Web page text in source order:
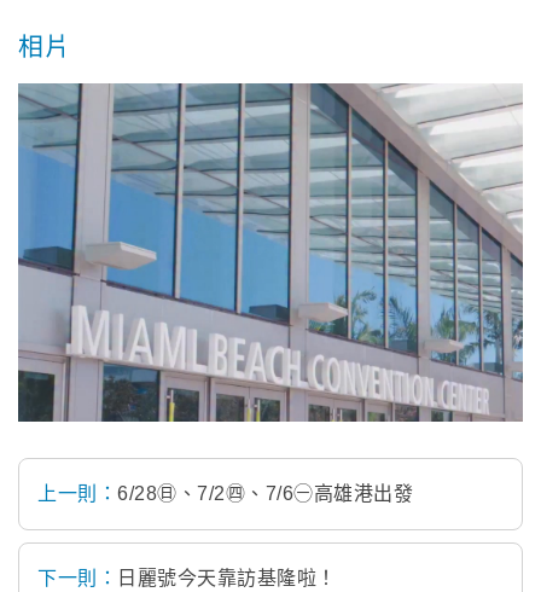
相片
上一則： 6/28㊐、7/2㊃、7/6㊀高雄港出發
下一則： 日麗號今天靠訪基隆啦！